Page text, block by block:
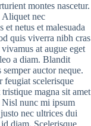
montes nascetur.
Aliquet nec
et netus et malesuada
quis viverra nibh cras
at augue eget
a diam. Blandit
auctor neque.
scelerisque
magna sit amet
Nisl nunc mi ipsum
nec ultrices dui
diam. Scelerisque